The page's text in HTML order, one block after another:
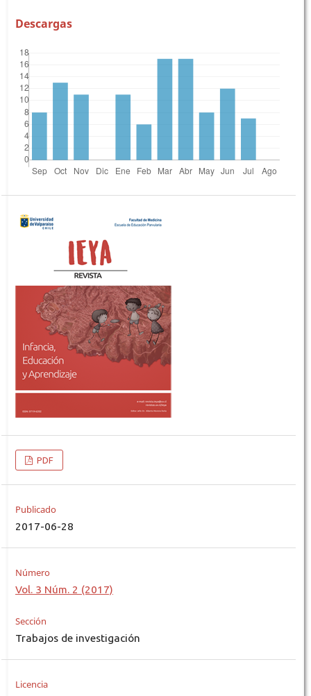
Descargas
PDF
Publicado
2017-06-28
Número
Vol. 3 Núm. 2 (2017)
Sección
Trabajos de investigación
Licencia